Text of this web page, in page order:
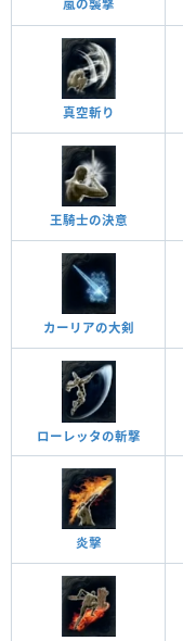
嵐の襲撃
真空斬り
王騎士の決意
カーリアの大剣
ローレッタの斬撃
炎擊